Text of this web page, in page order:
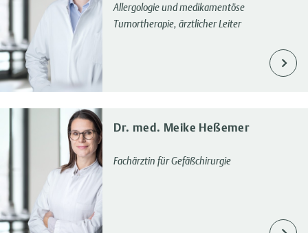
Allergologie und medikamentöse
Tumortherapie, ärztlicher Leiter
Dr. med. Meike Heßemer
Fachärztin für Gefäßchirurgie